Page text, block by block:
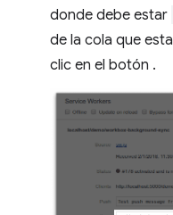
donde debe estar
de la cola que
clic en el botón .